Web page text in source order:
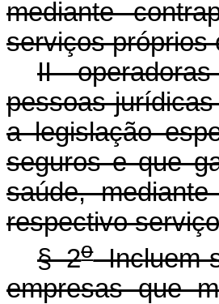
mediante
serviços próprios
II -
pessoas
a legislação
seguros e que
saúde,
respectivo
§ 2oIncluem-
empresas que